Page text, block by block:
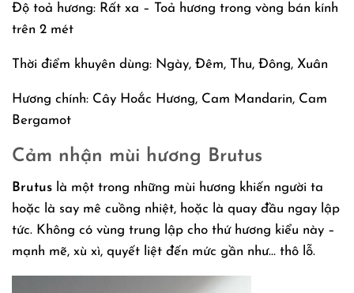
Độ toả hương: Rất xa – Toả hương trong vòng bán kính
trên 2 mét
Thời điểm khuyên dùng: Ngày, Đêm, Thu, Đông, Xuân
Hương chính: Cây Hoắc Hương, Cam Mandarin, Cam
Bergamot
Cảm nhận mùi hương Brutus
Brutus là một trong những mùi hương khiến người ta
hoặc là say mê cuồng nhiệt, hoặc là quay đầu ngay lập
tức. Không có vùng trung lập cho thứ hương kiểu này –
mạnh mẽ, xù xì, quyết liệt đến mức gần như… thô lỗ.